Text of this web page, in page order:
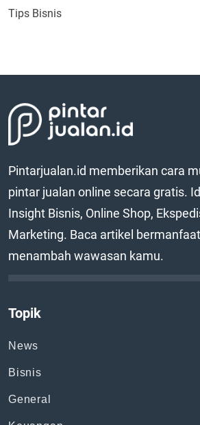
Tips Bisnis
Pintarjualan.id memberikan cara
pintar jualan online secara gratis.
Insight Bisnis, Online Shop,
Marketing. Baca artikel
menambah wawasan kamu.